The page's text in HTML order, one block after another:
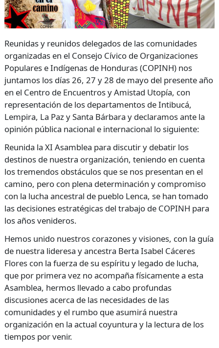
Reunidas y reunidos delegados de las comunidades
organizadas en el Consejo Cívico de Organizaciones
Populares e Indígenas de Honduras (COPINH) nos
juntamos los días 26, 27 y 28 de mayo del presente año
en el Centro de Encuentros y Amistad Utopía, con
representación de los departamentos de Intibucá,
Lempira, La Paz y Santa Bárbara y declaramos ante la
opinión pública nacional e internacional lo siguiente:
Reunida la XI Asamblea para discutir y debatir los
destinos de nuestra organización, teniendo en cuenta
los tremendos obstáculos que se nos presentan en el
camino, pero con plena determinación y compromiso
con la lucha ancestral de pueblo Lenca, se han tomado
las decisiones estratégicas del trabajo de COPINH para
los años venideros.
Hemos unido nuestros corazones y visiones, con la guía
de nuestra lideresa y ancestra Berta Isabel Cáceres
Flores con la fuerza de su espíritu y legado de lucha,
que por primera vez no acompaña físicamente a esta
Asamblea, hermos llevado a cabo profundas
discusiones acerca de las necesidades de las
comunidades y el rumbo que asumirá nuestra
organización en la actual coyuntura y la lectura de los
tiempos por venir.